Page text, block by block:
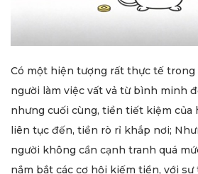
Có một hiện tượng rất thực tế trong
người làm việc vất vả từ bình minh
nhưng cuối cùng, tiền tiết kiệm của
liên tục đến, tiền rò rỉ khắp nơi;
người không cần cạnh tranh quá
nắm bắt các cơ hội kiếm tiền, với